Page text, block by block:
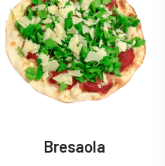
Bresaola